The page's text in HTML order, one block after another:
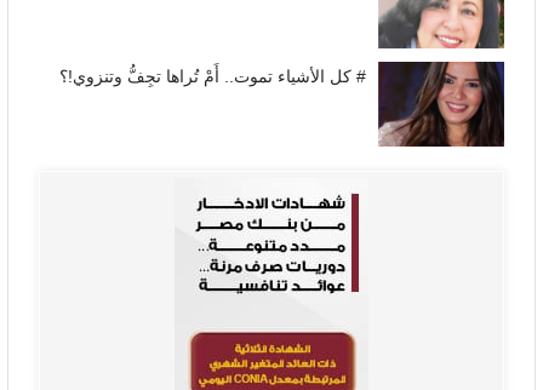
# كل الأشياء تموت.. أَمْ تُراها تجِفُّ وتنزوي!؟